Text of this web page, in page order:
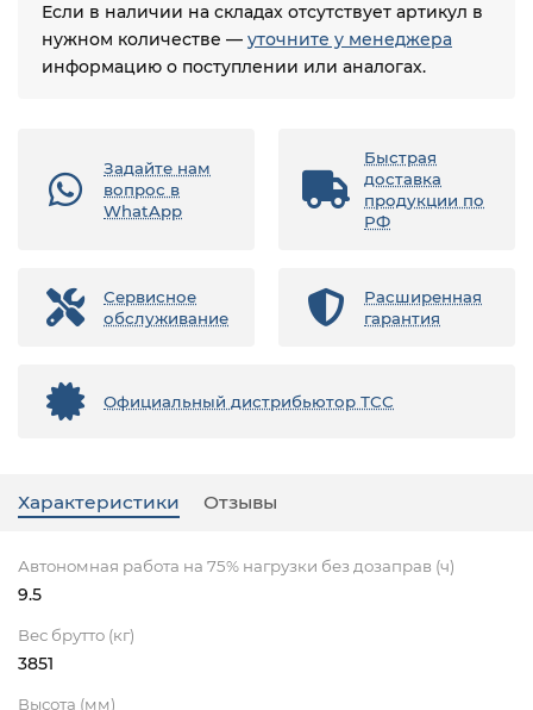
Если в наличии на складах отсутствует артикул в
нужном количестве — уточните у менеджера
информацию о поступлении или аналогах.
Задайте нам
вопрос в
WhatApp
Быстрая
доставка
продукции по
РФ
Сервисное
обслуживание
Расширенная
гарантия
Официальный дистрибьютор ТСС
Характеристики Отзывы
Автономная работа на 75% нагрузки без дозаправ (ч)
9.5
Вес брутто (кг)
3851
Высота (мм)